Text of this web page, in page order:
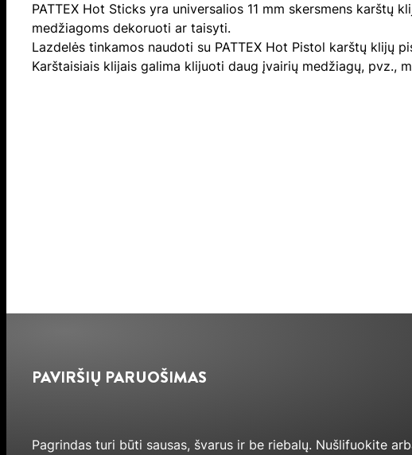
PATTEX Hot Sticks yra universalios 11 mm skersmens karštų
medžiagoms dekoruoti ar taisyti.
Lazdelės tinkamos naudoti su PATTEX Hot Pistol karštų klijų
Karštaisiais klijais galima klijuoti daug įvairių medžiagų, pvz.,
PAVIRŠIŲ PARUOŠIMAS
Pagrindas turi būti sausas, švarus ir be riebalų. Nušlifuokite